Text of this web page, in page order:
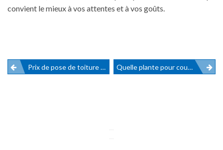
convient le mieux à vos attentes et à vos goûts.
Navigation
Prix de pose de toiture pour pergola Quelle plante pour couvrir une pergola ?